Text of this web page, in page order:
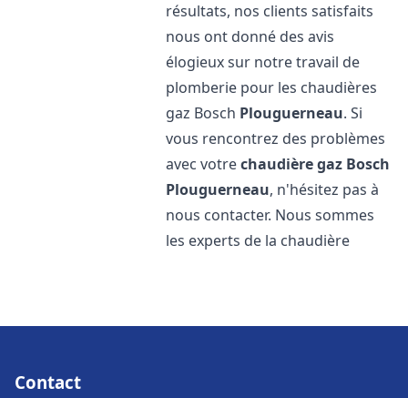
résultats, nos clients satisfaits
nous ont donné des avis
élogieux sur notre travail de
plomberie pour les chaudières
gaz Bosch Plouguerneau. Si
vous rencontrez des problèmes
avec votrechaudière gaz Bosch
Plouguerneau, n'hésitez pas à
nous contacter. Nous sommes
les experts de la chaudière
Contact